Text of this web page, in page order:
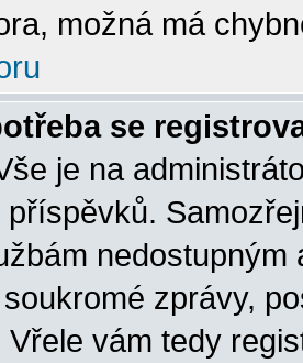
možná má
se
je na
zprávy,
Vřele vám tedy